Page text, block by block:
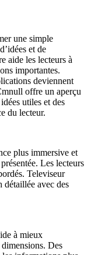
une simple
et de
aide les lecteurs à
importantes.
deviennent
offre un aperçu
utiles et des
du lecteur.
plus immersive et
Les lecteurs
Televiseur
avec des
à mieux
Des